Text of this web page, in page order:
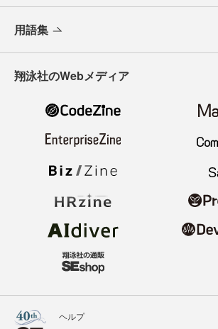
用語集
翔泳社のWebメディア
ヘルプ